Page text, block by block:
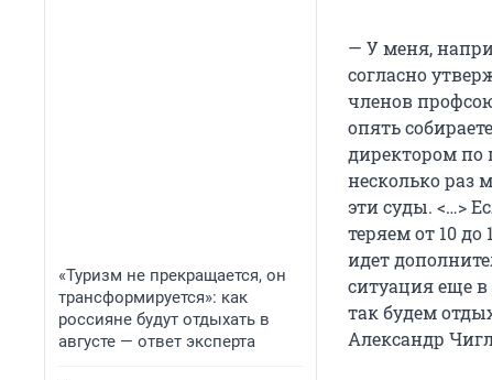
«Туризм не прекращается, он
трансформируется»: как
россияне будут отдыхать в
августе — ответ эксперта
— У меня,
согласно
членов
опять
директором по
несколько раз
эти суды. <…>
теряем от 10
идет
ситуация еще
так будем
Александр